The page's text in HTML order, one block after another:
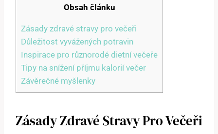
Obsah článku
Zásady zdravé stravy pro večeři
Důležitost vyvážených potravin
Inspirace pro různorodé dietní večeře
Tipy na snížení příjmu kalorií večer
Závěrečné myšlenky
Zásady Zdravé Stravy Pro Večeři